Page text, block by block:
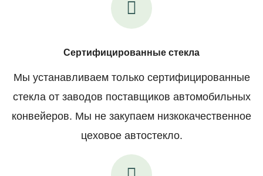
Сертифицированные стекла
Мы устанавливаем только сертифицированные
стекла от заводов поставщиков автомобильных
конвейеров. Мы не закупаем низкокачественное
цеховое автостекло.